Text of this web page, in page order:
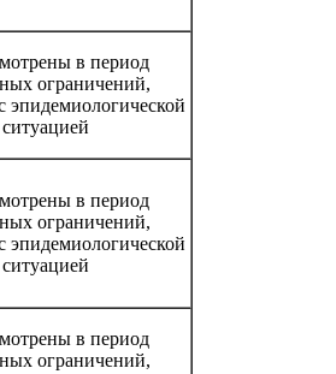
в период
ограничений,
эпидемиологической
ситуацией
в период
ограничений,
эпидемиологической
ситуацией
в период
ограничений,